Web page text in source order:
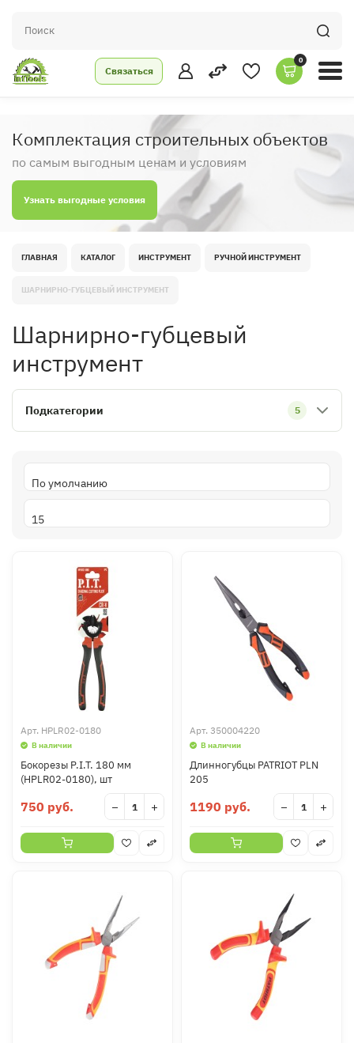
Связаться
0
Комплектация строительных объектов
по самым выгодным ценам и условиям
Узнать выгодные условия
ГЛАВНАЯ КАТАЛОГ ИНСТРУМЕНТ РУЧНОЙ ИНСТРУМЕНТ
ШАРНИРНО-ГУБЦЕВЫЙ ИНСТРУМЕНТ
Шарнирно-губцевый
инструмент
Подкатегории 5
Арт. HPLR02-0180
В наличии
Бокорезы P.I.T. 180 мм
(HPLR02-0180), шт
750 руб. − +
Арт. 350004220
В наличии
Длинногубцы PATRIOT PLN
205
1190 руб. − +